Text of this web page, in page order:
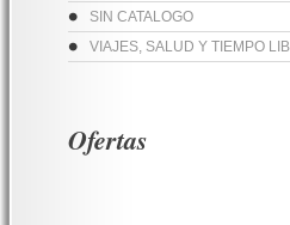
SIN CATALOGO
VIAJES, SALUD Y TIEMPO
Ofertas